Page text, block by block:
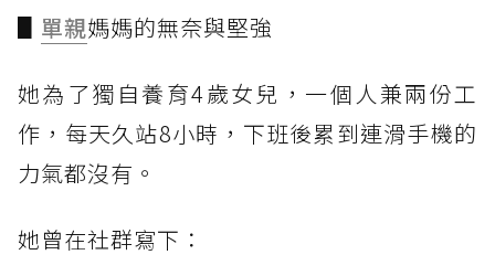
▋ 單親媽媽的無奈與堅強
她為了獨自養育4歲女兒，一個人兼兩份工
作，每天久站8小時，下班後累到連滑手機的
力氣都沒有。
她曾在社群寫下：